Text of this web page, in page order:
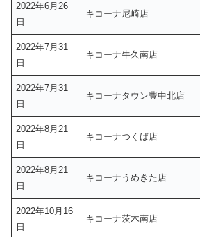
2022年6月26
日
キコーナ尼崎店
2022年7月31
日
キコーナ牛久南店
2022年7月31
日
キコーナタウン豊中北店
2022年8月21
日
キコーナつくば店
2022年8月21
日
キコーナうめきた店
2022年10月16
日
キコーナ茨木南店